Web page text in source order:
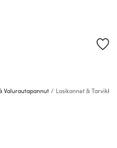
Valurautapannut / Lasikannet &